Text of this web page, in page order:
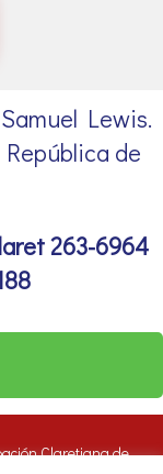
Lewis.
República de
263-6964
Claretiana de